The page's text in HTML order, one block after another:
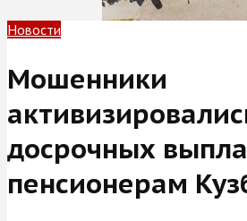
Новости
Мошенники
досрочных
пенсионерам